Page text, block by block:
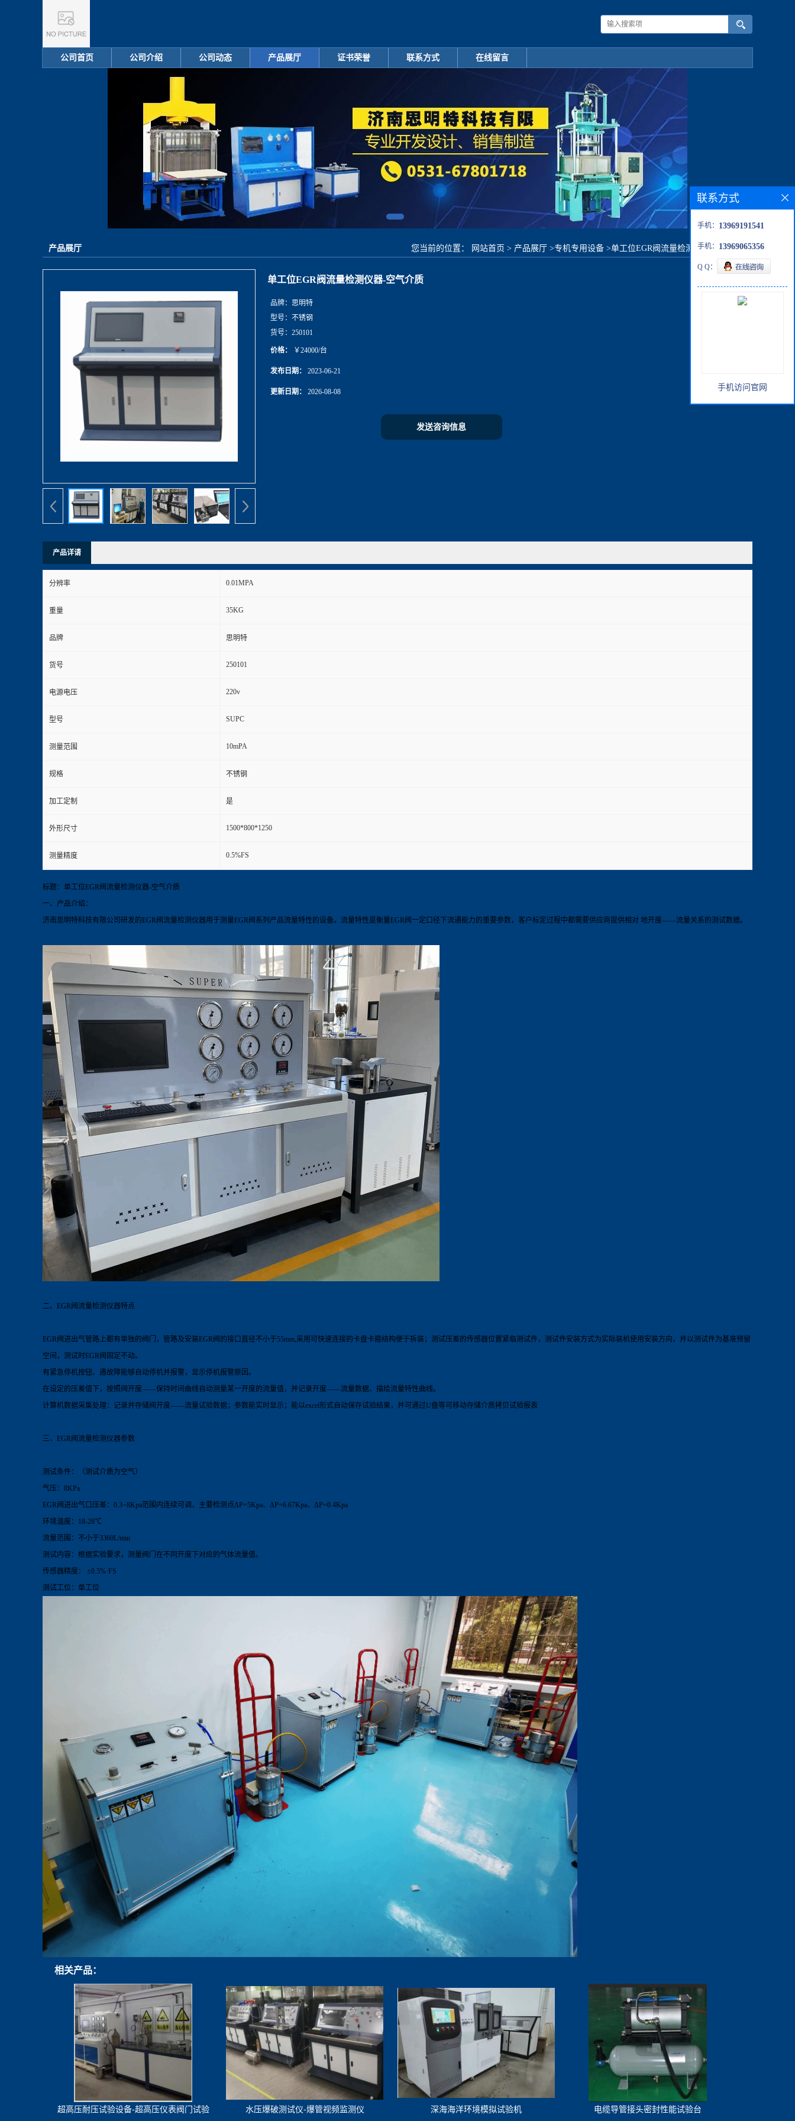
公司首页 公司介绍 公司动态 产品展厅 证书荣誉 联系方式 在线留言
产品展厅 您当前的位置： 网站首页 > 产品展厅 >专机专用设备 >单工位EGR阀流量检测仪器-空气介质
单工位EGR阀流量检测仪器-空气介质
品牌： 思明特
型号： 不锈钢
货号： 250101
价格： ￥24000/台
发布日期： 2023-06-21
更新日期： 2026-08-08
发送咨询信息
产品详请
分辨率 0.01MPA
重量 35KG
品牌 思明特
货号 250101
电源电压 220v
型号 SUPC
测量范围 10mPA
规格 不锈钢
加工定制 是
外形尺寸 1500*800*1250
测量精度 0.5%FS
标题：单工位EGR阀流量检测仪器-空气介质
一、产品介绍：
济南思明特科技有限公司研发的EGR阀流量检测仪器用于测量EGR阀系列产品流量特性的设备。流量特性是衡量EGR阀一定口径下流通能力的重要参数，客户标定过程中都需要供应商提供相对 地开度——流量关系的测试数据。
二、EGR阀流量检测仪器特点
EGR阀进出气管路上都有单独的阀门，管路及安装EGR阀的接口直径不小于55mm,采用可快速连接的卡盘卡箍结构便于拆装；测试压差的传感器位置紧临测试件，测试件安装方式为实际装机使用安装方向，并以测试件为基准预留
空间，测试时EGR阀固定不动。
有紧急停机按钮、遇故障能够自动停机并报警，显示停机报警原因。
在设定的压差值下，按照阀开度——保持时间曲线自动测量某一开度的流量值，并记录开度——流量数据、描绘流量特性曲线。
计算机数据采集处理：记录并存储阀开度——流量试验数据；参数能实时显示；能以excel形式自动保存试验结果，并可通过U盘等可移动存储介质拷贝试验报表
三、EGR阀流量检测仪器参数
测试条件：（测试介质为空气）
气压：8KPa
EGR阀进出气口压差：0.3~8Kpa范围内连续可调，主要检测点ΔP=5Kpa、ΔP=6.67Kpa、ΔP=0.4Kpa
环境温度：18-28℃
流量范围：不小于3360L/min
测试内容：根据实验要求，测量阀门在不同开度下对应的气体流量值。
传感器精度： ±0.5%·FS
测试工位：单工位
相关产品：
超高压耐压试验设备-超高压仪表阀门试验
水压爆破测试仪-爆管视频监测仪 深海海洋环境模拟试验机 电缆导管接头密封性能试验台
联系方式
手机： 13969191541
手机： 13969065356
Q Q：
手机访问官网